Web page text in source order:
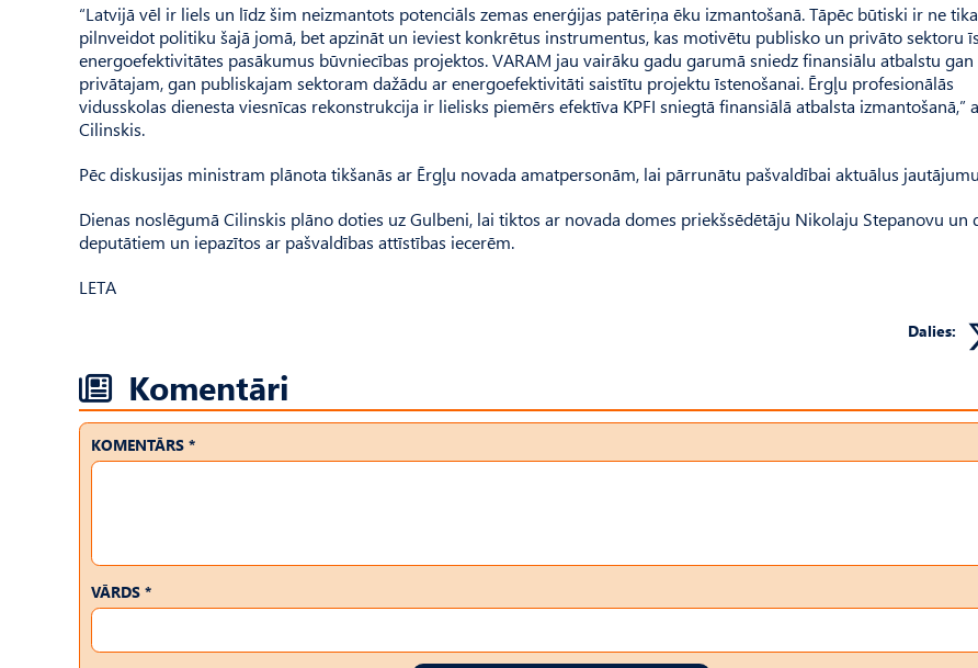
“Latvijā vēl ir liels un līdz šim neizmantots potenciāls zemas enerģijas patēriņa ēku izmantošanā. Tāpēc būtiski ir ne
pilnveidot politiku šajā jomā, bet apzināt un ieviest konkrētus instrumentus, kas motivētu publisko un privāto sektoru
energoefektivitātes pasākumus būvniecības projektos. VARAM jau vairāku gadu garumā sniedz finansiālu atbalstu gan
privātajam, gan publiskajam sektoram dažādu ar energoefektivitāti saistītu projektu īstenošanai. Ērgļu profesionālās
vidusskolas dienesta viesnīcas rekonstrukcija ir lielisks piemērs efektīva KPFI sniegtā finansiālā atbalsta izmantošanā,”
Cilinskis.
Pēc diskusijas ministram plānota tikšanās ar Ērgļu novada amatpersonām, lai pārrunātu pašvaldībai aktuālus
Dienas noslēgumā Cilinskis plāno doties uz Gulbeni, lai tiktos ar novada domes priekšsēdētāju Nikolaju Stepanovu un
deputātiem un iepazītos ar pašvaldības attīstības iecerēm.
LETA
Dalies:
Komentāri
KOMENTĀRS *
VĀRDS *